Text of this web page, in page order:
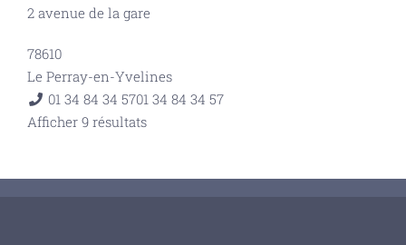
2 avenue de la gare
78610
Le Perray-en-Yvelines
01 34 84 34 5701 34 84 34 57
Afficher 9 résultats